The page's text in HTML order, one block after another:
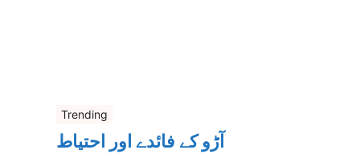
Trending
آڑو کے فائدے اور احتیاط